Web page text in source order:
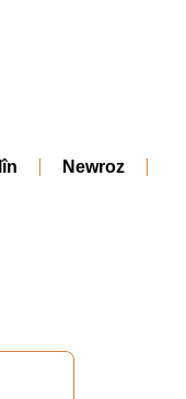
Newroz